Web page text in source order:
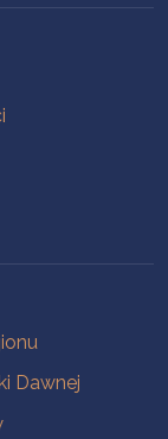
Dawnej